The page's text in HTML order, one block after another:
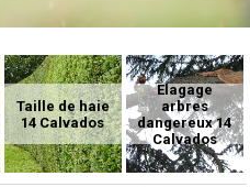
Taille de haie
14 Calvados
Elagage
arbres
dangereux 14
Calvados